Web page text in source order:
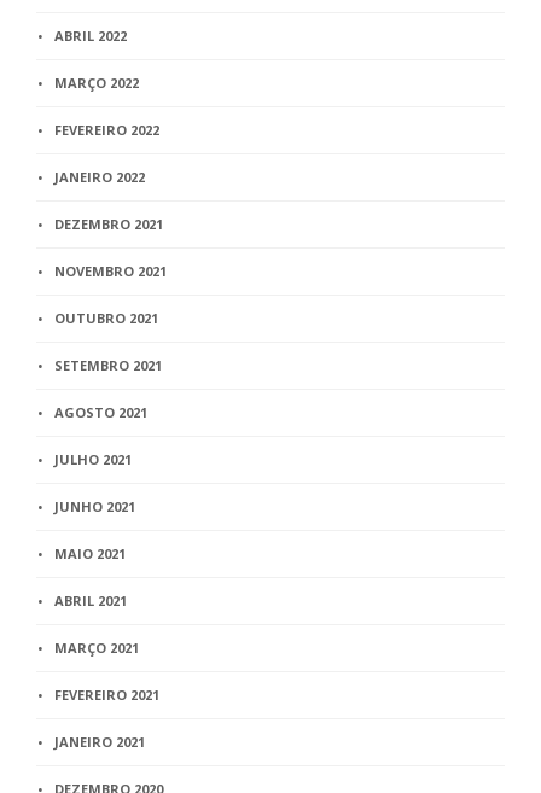
ABRIL 2022
MARÇO 2022
FEVEREIRO 2022
JANEIRO 2022
DEZEMBRO 2021
NOVEMBRO 2021
OUTUBRO 2021
SETEMBRO 2021
AGOSTO 2021
JULHO 2021
JUNHO 2021
MAIO 2021
ABRIL 2021
MARÇO 2021
FEVEREIRO 2021
JANEIRO 2021
DEZEMBRO 2020